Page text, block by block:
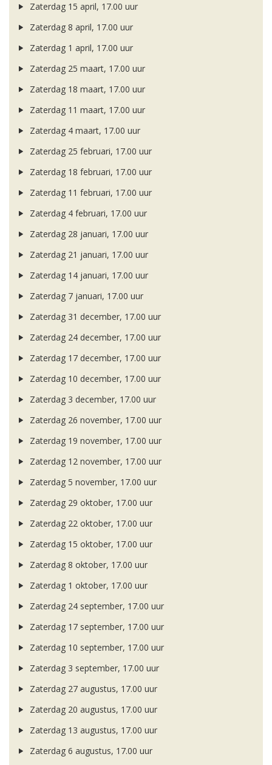
Zaterdag 15 april, 17.00 uur
Zaterdag 8 april, 17.00 uur
Zaterdag 1 april, 17.00 uur
Zaterdag 25 maart, 17.00 uur
Zaterdag 18 maart, 17.00 uur
Zaterdag 11 maart, 17.00 uur
Zaterdag 4 maart, 17.00 uur
Zaterdag 25 februari, 17.00 uur
Zaterdag 18 februari, 17.00 uur
Zaterdag 11 februari, 17.00 uur
Zaterdag 4 februari, 17.00 uur
Zaterdag 28 januari, 17.00 uur
Zaterdag 21 januari, 17.00 uur
Zaterdag 14 januari, 17.00 uur
Zaterdag 7 januari, 17.00 uur
Zaterdag 31 december, 17.00 uur
Zaterdag 24 december, 17.00 uur
Zaterdag 17 december, 17.00 uur
Zaterdag 10 december, 17.00 uur
Zaterdag 3 december, 17.00 uur
Zaterdag 26 november, 17.00 uur
Zaterdag 19 november, 17.00 uur
Zaterdag 12 november, 17.00 uur
Zaterdag 5 november, 17.00 uur
Zaterdag 29 oktober, 17.00 uur
Zaterdag 22 oktober, 17.00 uur
Zaterdag 15 oktober, 17.00 uur
Zaterdag 8 oktober, 17.00 uur
Zaterdag 1 oktober, 17.00 uur
Zaterdag 24 september, 17.00 uur
Zaterdag 17 september, 17.00 uur
Zaterdag 10 september, 17.00 uur
Zaterdag 3 september, 17.00 uur
Zaterdag 27 augustus, 17.00 uur
Zaterdag 20 augustus, 17.00 uur
Zaterdag 13 augustus, 17.00 uur
Zaterdag 6 augustus, 17.00 uur